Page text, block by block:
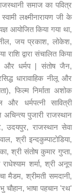
समाज का पवित्र
लक्ष्मीनारायण जी के
आयोजित किया गया था,
जय प्रकाश, लोकेश,
द्वारा संचालित किया
और धर्मप | संतोष जैन,
धारावाहिक नीलू और
फिल्म निर्माता अशोक
और धर्मपत्नी सावित्री
अचिन्त्य पुजारी राजस्थान
उदयपुर, राजस्थान सेवा
श्री इन्दकुम्पाटोडिया,
श्री संतोष कुमार गुप्ता,
शर्मा, श्री अनूप
मैडम, श्रीमती समदानी,
चौहान, भाषा पहचान 'रथ'